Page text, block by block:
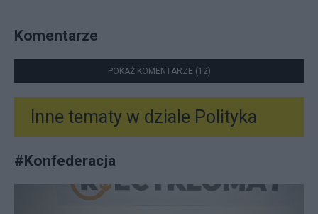
Komentarze
POKAŻ KOMENTARZE (12)
Inne tematy w dziale Polityka
#Konfederacja